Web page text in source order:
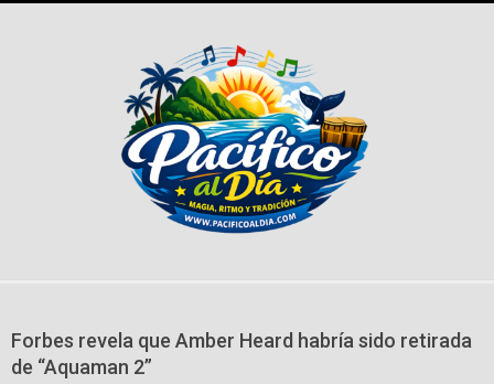
Forbes revela que Amber Heard habría sido retirada
de “Aquaman 2”